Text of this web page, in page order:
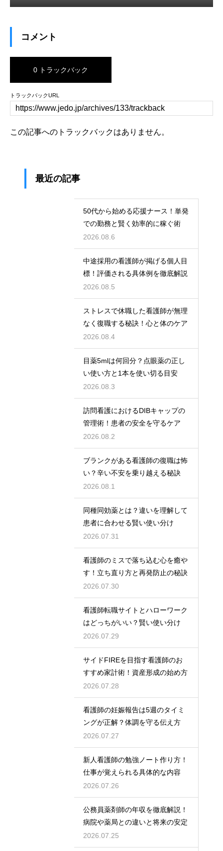
コメント
0 トラックバック
トラックバックURL
この記事へのトラックバックはありません。
最近の記事
50代から始める応援ナース！単発
での勤務と賢く効率的に稼ぐ術
2026.08.6
中途採用の看護師が掲げる個人目
標！評価される具体例を徹底解説
2026.08.5
ストレスで休職した看護師が無理
なく復職する秘訣！心と体のケア
2026.08.4
目薬5mlは何回分？点眼薬の正し
い使い方と1本を使い切る目安
2026.08.3
訪問看護におけるDIBキャップの
管理術！患者の安全を守るケア
2026.08.2
ブランクがある看護師の復職は怖
い？辛い不安を乗り越える秘訣
2026.08.1
同種同効薬とは？違いを理解して
患者に合わせる賢い使い分け
2026.07.31
看護師のミスで落ち込む心を癒や
す！立ち直り方と再発防止の秘訣
2026.07.30
看護師転職サイトとハローワーク
はどっちがいい？賢い使い分け
2026.07.29
サイドFIREを目指す看護師のお
すすめ家計術！資産形成の始め方
2026.07.28
看護師の妊娠報告は5週のタイミ
ングが正解？体調を守る伝え方
2026.07.27
新人看護師の勉強ノート作り方！
仕事が覚えられる具体的な内容
2026.07.26
公務員薬剤師の年収を徹底解説！
病院や薬局との違いと将来の安定
2026.07.25